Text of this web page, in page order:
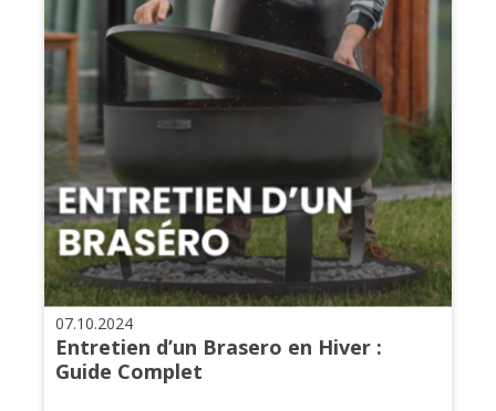
07.10.2024
Entretien d’un Brasero en Hiver :
Guide Complet